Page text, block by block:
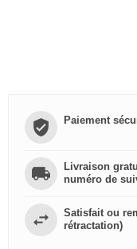
Paiement
Livraison
numéro de
Satisfait ou
rétractation)